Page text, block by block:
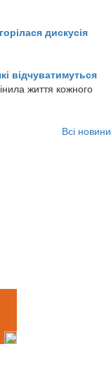
дискусія
відчуватимуться
життя кожного
Всі новини